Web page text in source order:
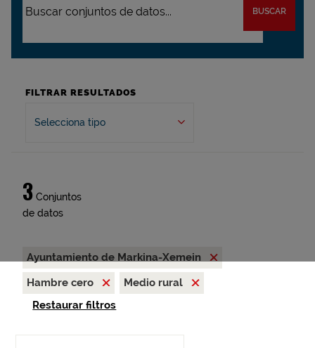
BUSCAR
FILTRAR RESULTADOS
Selecciona tipo
3 Conjuntos
de datos
Ayuntamiento de Markina-Xemein
Hambre cero
Medio rural
Restaurar filtros